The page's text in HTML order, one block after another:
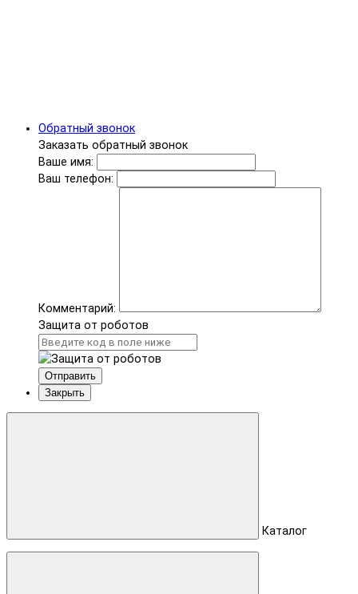
Обратный звонок
Заказать обратный звонок
Ваше имя:
Ваш телефон:
Комментарий:
Защита от роботов
Отправить
Закрыть
Каталог